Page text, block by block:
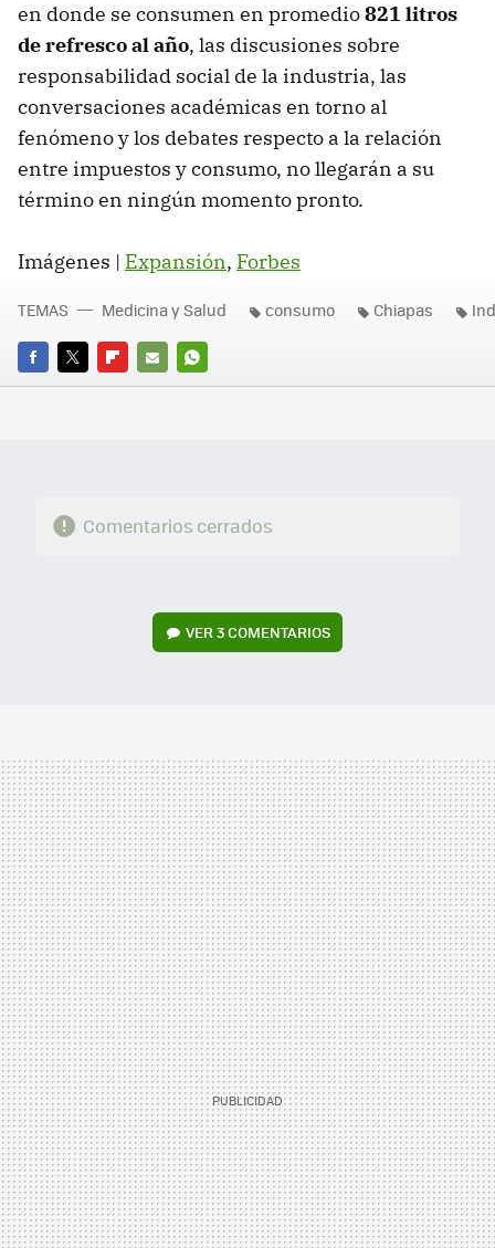
en donde se consumen en promedio821 litros
de refresco al año, las discusiones sobre
responsabilidad social de la industria, las
conversaciones académicas en torno al
fenómeno y los debates respecto a la relación
entre impuestos y consumo, no llegarán a su
término en ningún momento pronto.
Imágenes | Expansión, Forbes
FACEBOOK
TWITTERFLIPBOARD
E-
WHATSAPP
TEMAS Medicina y Salud consumo Chiapas
Comentarios cerrados
VER3 COMENTARIOS